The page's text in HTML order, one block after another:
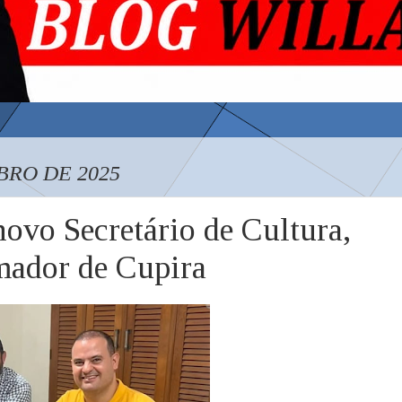
DE 2025
Secretário de Cultura,
de Cupira